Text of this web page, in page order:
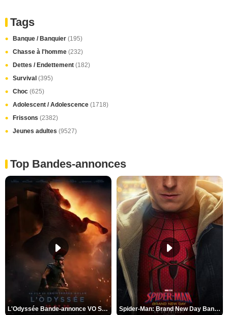
Tags
Banque / Banquier (195)
Chasse à l'homme (232)
Dettes / Endettement (182)
Survival (395)
Choc (625)
Adolescent / Adolescence (1718)
Frissons (2382)
Jeunes adultes (9527)
Top Bandes-annonces
L'Odyssée Bande-annonce VO STFR Spider-Man: Brand New Day Bande-annonce VO STFR